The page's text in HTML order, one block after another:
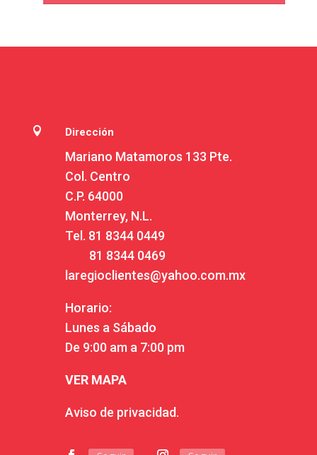
 Dirección
Mariano Matamoros 133 Pte.
Col. Centro
C.P. 64000
Monterrey, N.L.
Tel. 81 8344 0449
81 8344 0469
laregioclientes@yahoo.com.mx
Horario:
Lunes a Sábado
De 9:00 am a 7:00 pm
VER MAPA
Aviso de privacidad.